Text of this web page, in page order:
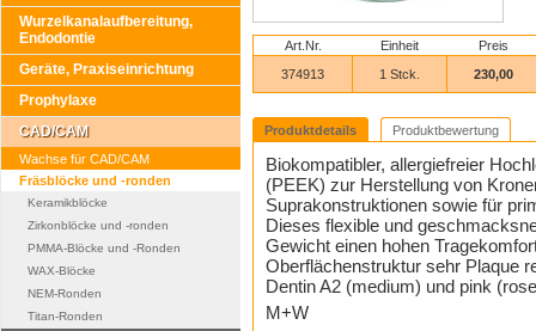
Wurzelkanalaufbereitung,
Endodontie
Geräte, Praxiseinrichtung
Prophylaxe
CAD/CAM
Wachse für CAD/CAM
Fräsblöcke und -ronden
Keramikblöcke
Zirkonblöcke und -ronden
PMMA-Blöcke und -Ronden
WAX-Blöcke
NEM-Ronden
Titan-Ronden
Art.Nr. Einheit
Preis
374913
1 Stck. 230,00
Produktdetails Produktbewertung
Biokompatibler, allergiefreier
(PEEK) zur Herstellung von
Suprakonstruktionen sowie für
Dieses flexible und
Gewicht einen hohen
Oberflächenstruktur sehr Plaque
Dentin A2 (medium) und pink
M+W